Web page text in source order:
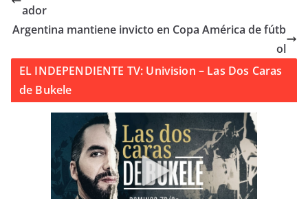
ador
Argentina mantiene invicto en Copa América de fútb
ol
EL INDEPENDIENTE TV: Univision – Las Dos Caras
de Bukele